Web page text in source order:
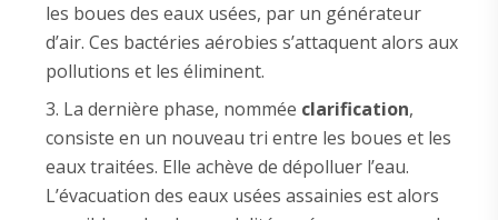
les boues des eaux usées, par un générateur
d’air. Ces bactéries aérobies s’attaquent alors aux
pollutions et les éliminent.
La dernière phase, nommée clarification,
consiste en un nouveau tri entre les boues et les
eaux traitées. Elle achève de dépolluer l’eau.
L’évacuation des eaux usées assainies est alors